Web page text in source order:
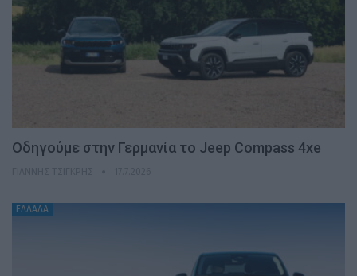
Οδηγούμε στην Γερμανία το Jeep Compass 4xe
ΕΛΛΑΔΑ